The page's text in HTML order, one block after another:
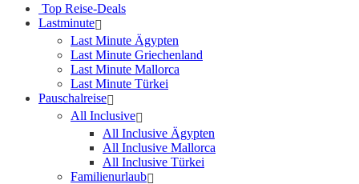
Top Reise-Deals
Lastminute
Last Minute Ägypten
Last Minute Griechenland
Last Minute Mallorca
Last Minute Türkei
Pauschalreise
All Inclusive
All Inclusive Ägypten
All Inclusive Mallorca
All Inclusive Türkei
Familienurlaub